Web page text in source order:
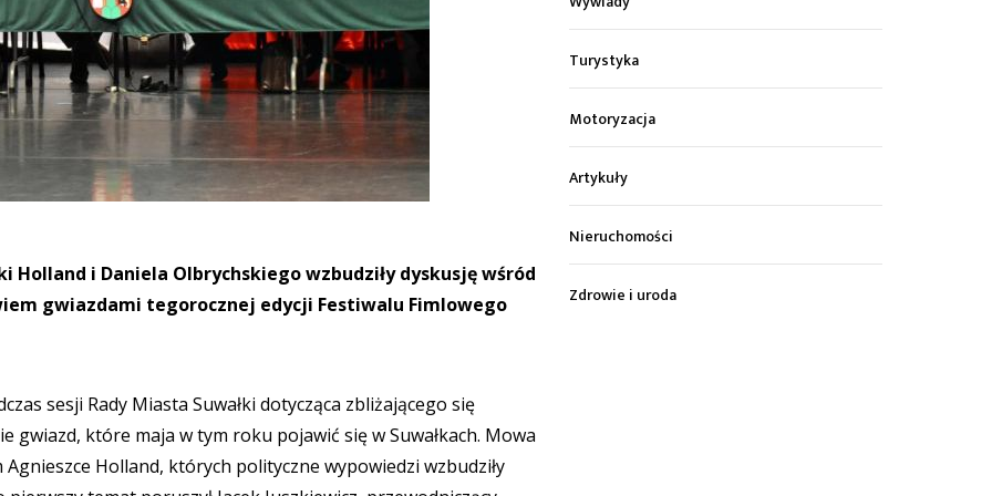
i Daniela Olbrychskiego wzbudziły dyskusję wśród
gwiazdami tegorocznej edycji Festiwalu Fimlowego
sesji Rady Miasta Suwałki dotycząca zbliżającego się
gwiazd, które maja w tym roku pojawić się w Suwałkach. Mowa
Holland, których polityczne wypowiedzi wzbudziły
Turystyka
Motoryzacja
Artykuły
Nieruchomości
Zdrowie i uroda